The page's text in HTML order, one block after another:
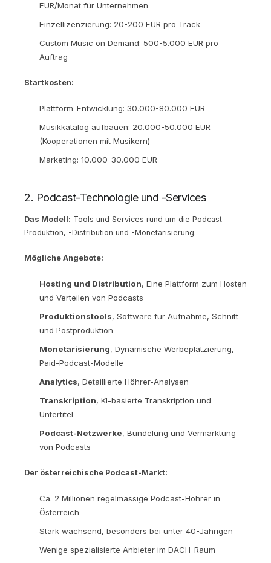
EUR/Monat für Unternehmen
Einzellizenzierung: 20-200 EUR pro Track
Custom Music on Demand: 500-5.000 EUR pro
Auftrag
Startkosten:
Plattform-Entwicklung: 30.000-80.000 EUR
Musikkatalog aufbauen: 20.000-50.000 EUR
(Kooperationen mit Musikern)
Marketing: 10.000-30.000 EUR
2. Podcast-Technologie und -Services
Das Modell: Tools und Services rund um die Podcast-
Produktion, -Distribution und -Monetarisierung.
Mögliche Angebote:
Hosting und Distribution, Eine Plattform zum Hosten
und Verteilen von Podcasts
Produktionstools, Software für Aufnahme, Schnitt
und Postproduktion
Monetarisierung, Dynamische Werbeplatzierung,
Paid-Podcast-Modelle
Analytics, Detaillierte Höhrer-Analysen
Transkription, KI-basierte Transkription und
Untertitel
Podcast-Netzwerke, Bündelung und Vermarktung
von Podcasts
Der österreichische Podcast-Markt:
Ca. 2 Millionen regelmässige Podcast-Höhrer in
Österreich
Stark wachsend, besonders bei unter 40-Jährigen
Wenige spezialisierte Anbieter im DACH-Raum